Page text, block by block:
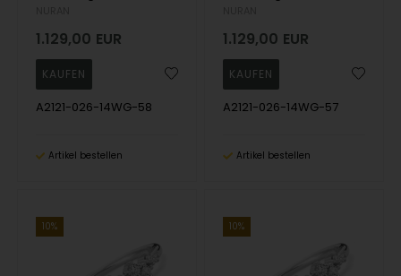
1.129,00 EUR
A2121-026-14WG-58
Artikel bestellen
1.129,00 EUR
A2121-026-14WG-57
Artikel bestellen
10% 10%